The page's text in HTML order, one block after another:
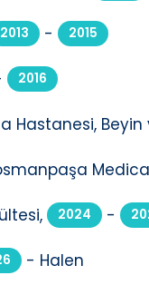
2013 - 2015
2016
Hastanesi, Beyin
2024 -
- Halen